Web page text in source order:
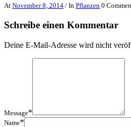
At November 8, 2014 / In Pflanzen 0
Schreibe einen Kommentar
Deine E-Mail-Adresse wird nicht
Message*
Name*